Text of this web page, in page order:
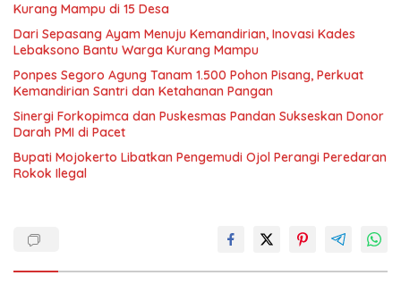
Kurang Mampu di 15 Desa
Dari Sepasang Ayam Menuju Kemandirian, Inovasi Kades
Lebaksono Bantu Warga Kurang Mampu
Ponpes Segoro Agung Tanam 1.500 Pohon Pisang, Perkuat
Kemandirian Santri dan Ketahanan Pangan
Sinergi Forkopimca dan Puskesmas Pandan Sukseskan Donor
Darah PMI di Pacet
Bupati Mojokerto Libatkan Pengemudi Ojol Perangi Peredaran
Rokok Ilegal